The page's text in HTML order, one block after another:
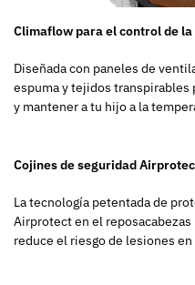
Climaflow para el control de
Diseñada con paneles de
espuma y tejidos transpirables
y mantener a tu hijo a la
Cojines de seguridad
La tecnología petentada de
Airprotect en el
reduce el riesgo de lesiones